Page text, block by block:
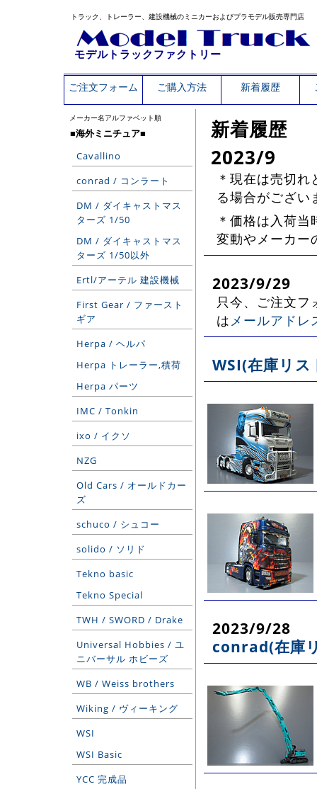
トラック、トレーラー、建設機械のミニカーおよびプラモデル販売専門店
モデルトラックファクトリー
ご注文フォーム ご購入方法 新着履歴
メーカー名アルファベット順
■海外ミニチュア■
Cavallino
conrad / コンラート
DM / ダイキャストマス
ターズ 1/50
DM / ダイキャストマス
ターズ 1/50以外
Ertl/アーテル 建設機械
First Gear / ファースト
ギア
Herpa / ヘルパ
Herpa トレーラー,積荷
Herpa パーツ
IMC / Tonkin
ixo / イクソ
NZG
Old Cars / オールドカー
ズ
schuco / シュコー
solido / ソリド
Tekno basic
Tekno Special
TWH / SWORD / Drake
Universal Hobbies / ユ
ニバーサル ホビーズ
WB / Weiss brothers
Wiking / ヴィーキング
WSI
WSI Basic
YCC 完成品
新着履歴
2023/9
＊現在は売切
る場合がござい
＊価格は入荷
変動やメーカー
2023/9/29
只今、ご注文フ
はメールアド
WSI(在庫リス
2023/9/28
conrad(在庫